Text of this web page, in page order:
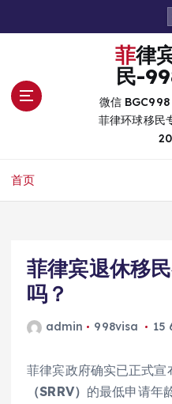
菲律宾环球移
民-
微信
菲律环球移民
首页
菲律宾退休移
吗？
admin 998visa 15
菲律宾政府确实已正式宣
（SRRV） 的最低申请年